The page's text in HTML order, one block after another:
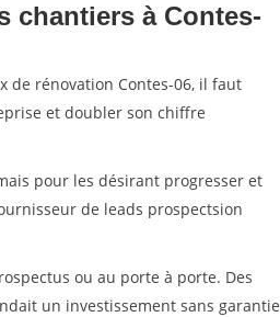
chantiers à Contes-
de rénovation Contes-06, il faut
et doubler son chiffre
pour les désirant progresser et
de leads prospectsion
ou au porte à porte. Des
un investissement sans garantie